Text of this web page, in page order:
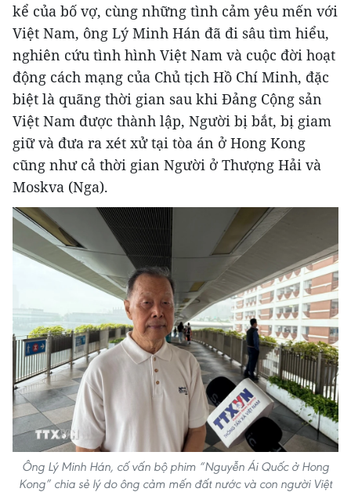
kể của bố vợ, cùng những tình cảm yêu mến với
Việt Nam, ông Lý Minh Hán đã đi sâu tìm hiểu,
nghiên cứu tình hình Việt Nam và cuộc đời hoạt
động cách mạng của Chủ tịch Hồ Chí Minh, đặc
biệt là quãng thời gian sau khi Đảng Cộng sản
Việt Nam được thành lập, Người bị bắt, bị giam
giữ và đưa ra xét xử tại tòa án ở Hong Kong
cũng như cả thời gian Người ở Thượng Hải và
Moskva (Nga).
Ông Lý Minh Hán, cố vấn bộ phim “Nguyễn Ái Quốc ở Hong
Kong” chia sẻ lý do ông cảm mến đất nước và con người Việt